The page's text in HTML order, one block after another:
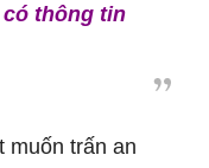
thông tin
muốn trấn an